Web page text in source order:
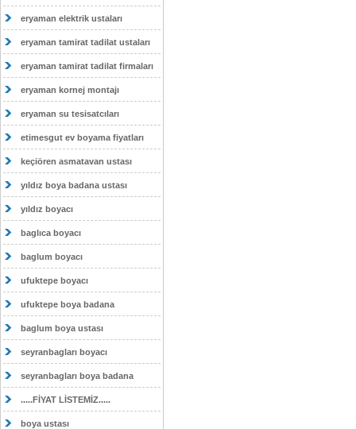
eryaman elektrik ustaları
eryaman tamirat tadilat ustaları
eryaman tamirat tadilat firmaları
eryaman kornej montajı
eryaman su tesisatcıları
etimesgut ev boyama fiyatları
keçiören asmatavan ustası
yıldız boya badana ustası
yıldız boyacı
baglıca boyacı
baglum boyacı
ufuktepe boyacı
ufuktepe boya badana
baglum boya ustası
seyranbagları boyacı
seyranbagları boya badana
.....FİYAT LİSTEMİZ.....
boya ustası